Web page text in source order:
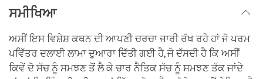
ਸਮੀਖਿਆ
ਅਸੀਂ ਇਸ ਵਿਸ਼ੇਸ਼ ਕਥਨ ਦੀ ਆਪਣੀ ਚਰਚਾ ਜਾਰੀ ਰੱਖ ਰਹੇ ਹਾਂ ਜੋ ਪਰਮ
ਪਵਿੱਤਰ ਦਲਾਈ ਲਾਮਾ ਦੁਆਰਾ ਦਿੱਤੀ ਗਈ ਹੈ, ਜੋ ਦੱਸਦੀ ਹੈ ਕਿ ਅਸੀਂ
ਕਿਵੇਂ ਦੋ ਸੱਚ ਨੂੰ ਸਮਝਣ ਤੋਂ ਲੈ ਕੇ ਚਾਰ ਨੈਤਿਕ ਸੱਚ ਨੂੰ ਸਮਝਣ ਤੱਕ ਜਾਂਦੇ